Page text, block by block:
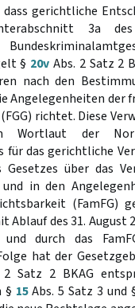
gerichtliche
3a
§ 20v Abs. 2 Satz 2
nach den
Angelegenheiten der
richtet. Diese
Wortlaut der
für das gerichtliche
Gesetzes über das
und in den
(FamFG)
Ablauf des 31. August
durch das
hat der
2 Satz 2 BKAG
§ 15Abs. 5 Satz 3 und